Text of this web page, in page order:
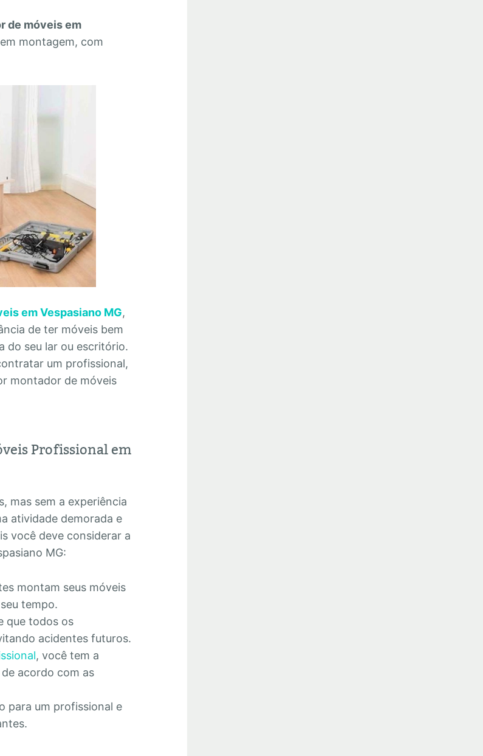
de móveis em
montagem, com
em Vespasiano MG,
de ter móveis bem
do seu lar ou escritório.
um profissional,
montador de móveis
Profissional em
mas sem a experiência
atividade demorada e
você deve considerar a
MG:
montam seus móveis
tempo.
que todos os
acidentes futuros.
, você tem a
acordo com as
para um profissional e